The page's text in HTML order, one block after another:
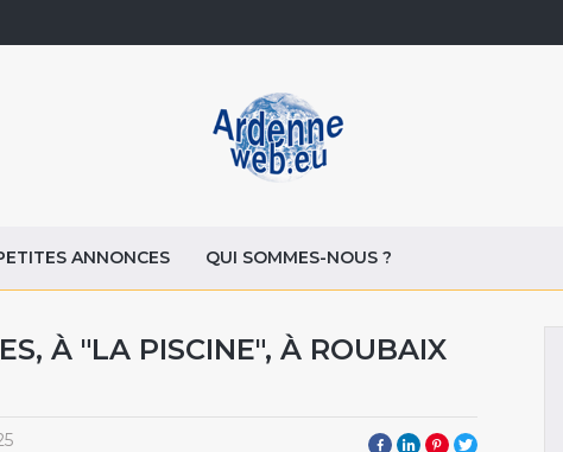
ANNONCES QUI SOMMES-NOUS ?
À "LA PISCINE", À ROUBAIX